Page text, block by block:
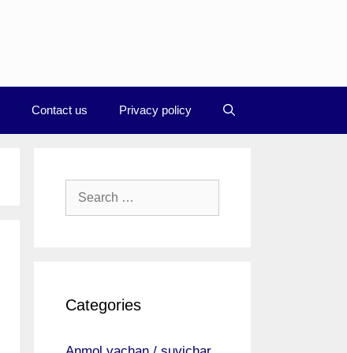
Contact us Privacy policy
Search
Categories